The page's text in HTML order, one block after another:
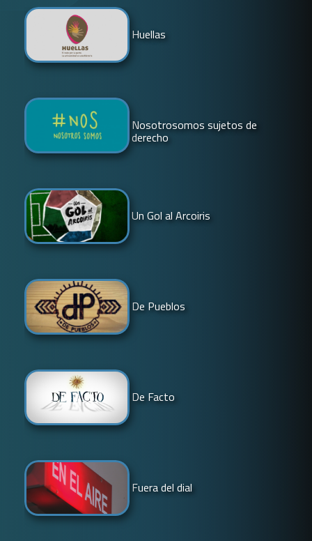
Huellas
Nosotrosomos sujetos de
derecho
Un Gol al Arcoiris
De Pueblos
De Facto
Fuera del dial